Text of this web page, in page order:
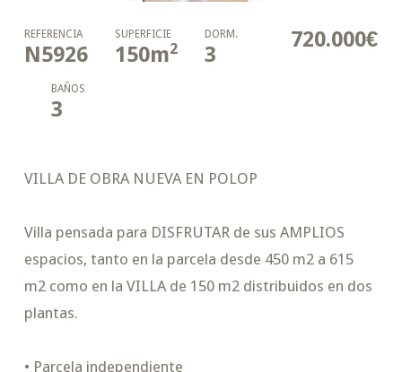
720.000€
REFERENCIA
N5926
SUPERFICIE
150m2
DORM.
3
BAÑOS
3
VILLA DE OBRA NUEVA EN POLOP
Villa pensada para DISFRUTAR de sus AMPLIOS
espacios, tanto en la parcela desde 450 m2 a 615
m2 como en la VILLA de 150 m2 distribuidos en dos
plantas.
• Parcela independiente